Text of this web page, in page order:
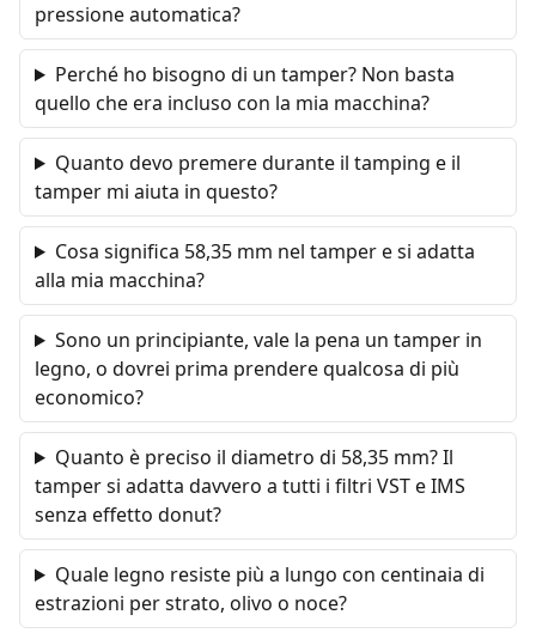
pressione automatica?
Perché ho bisogno di un tamper? Non basta
quello che era incluso con la mia macchina?
Quanto devo premere durante il tamping e il
tamper mi aiuta in questo?
Cosa significa 58,35 mm nel tamper e si adatta
alla mia macchina?
Sono un principiante, vale la pena un tamper in
legno, o dovrei prima prendere qualcosa di più
economico?
Quanto è preciso il diametro di 58,35 mm? Il
tamper si adatta davvero a tutti i filtri VST e IMS
senza effetto donut?
Quale legno resiste più a lungo con centinaia di
estrazioni per strato, olivo o noce?